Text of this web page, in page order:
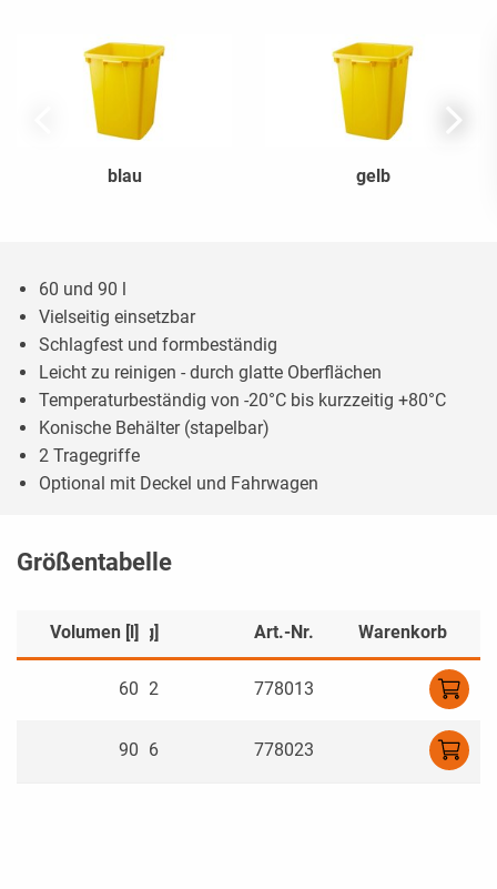
blau gelb
60 und 90 l
Vielseitig einsetzbar
Schlagfest und formbeständig
Leicht zu reinigen - durch glatte Oberflächen
Temperaturbeständig von -20°C bis kurzzeitig +80°C
Konische Behälter (stapelbar)
2 Tragegriffe
Optional mit Deckel und Fahrwagen
Größentabelle
Volumen [l]
60
90
Gewicht [kg] Art.-Nr. Warenkorb
2 778013
2,6 778023